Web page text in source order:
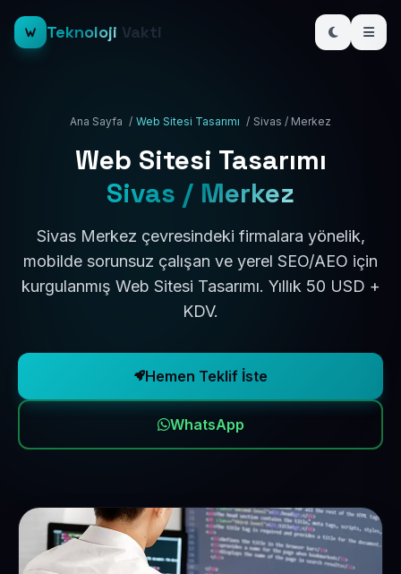
Teknoloji Vakti
Ana Sayfa / Web Sitesi Tasarımı / Sivas / Merkez
Web Sitesi Tasarımı
Sivas / Merkez
Sivas Merkez çevresindeki firmalara yönelik,
mobilde sorunsuz çalışan ve yerel SEO/AEO için
kurgulanmış Web Sitesi Tasarımı. Yıllık 50 USD +
KDV.
Hemen Teklif İste
WhatsApp